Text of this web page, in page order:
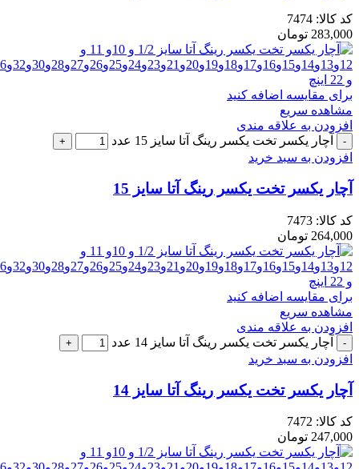
کد کالا: 7474
283,000 تومان
برای مقایسه اضافه کنید
مشاهده سریع
افزودن به علاقه مندی
آچار یکسر تخت یکسر رینگ آتا سایز 15 عدد
افزودن به سبد خرید
آچار یکسر تخت یکسر رینگ آتا سایز 15
کد کالا: 7473
264,000 تومان
برای مقایسه اضافه کنید
مشاهده سریع
افزودن به علاقه مندی
آچار یکسر تخت یکسر رینگ آتا سایز 14 عدد
افزودن به سبد خرید
آچار یکسر تخت یکسر رینگ آتا سایز 14
کد کالا: 7472
247,000 تومان